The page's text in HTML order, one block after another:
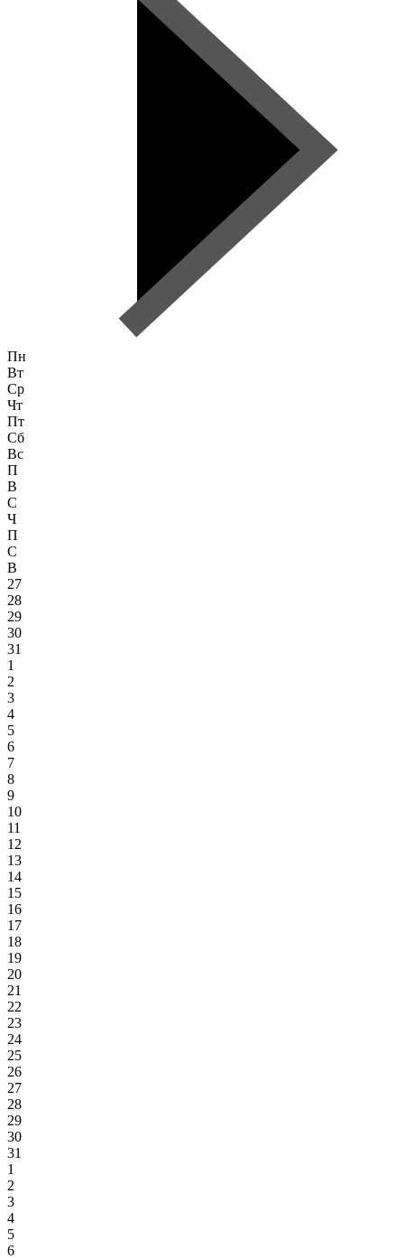
Пн
Вт
Ср
Чт
Пт
Сб
Вс
П
В
С
Ч
П
С
В
27
28
29
30
31
1
2
3
4
5
6
7
8
9
10
11
12
13
14
15
16
17
18
19
20
21
22
23
24
25
26
27
28
29
30
31
1
2
3
4
5
6